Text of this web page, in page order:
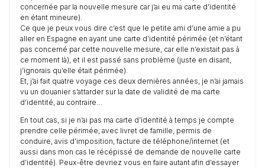
concernée par la nouvelle mesure car j’ai eu ma carte d’identité
en étant mineure).
Ce que je peux vous dire c’est que le petite ami d’une amie a pu
aller en Espagne en ayant une carte d’identité périmée (et n’étant
pas concerné par cette nouvelle mesure, car elle n’existait pas à
ce moment là), et il est passé sans problème (juste en disant,
j’ignorais qu’elle était périmée).
Et, j’ai fait quatre voyage ces deux dernières années, je n’ai jamais
vu un douanier s’attarder sur la date de validité de ma carte
d’identité, au contraire…
En tout cas, si je n’ai pas ma carte d’identité à temps je compte
prendre celle périmée, avec livret de famille, permis de
conduire, avis d’imposition, facture de téléphone/internet (et
aussi dans mon cas le récépissé de demande de nouvelle carte
d’identité). Peux-être devriez vous en faire autant afin d’essayer